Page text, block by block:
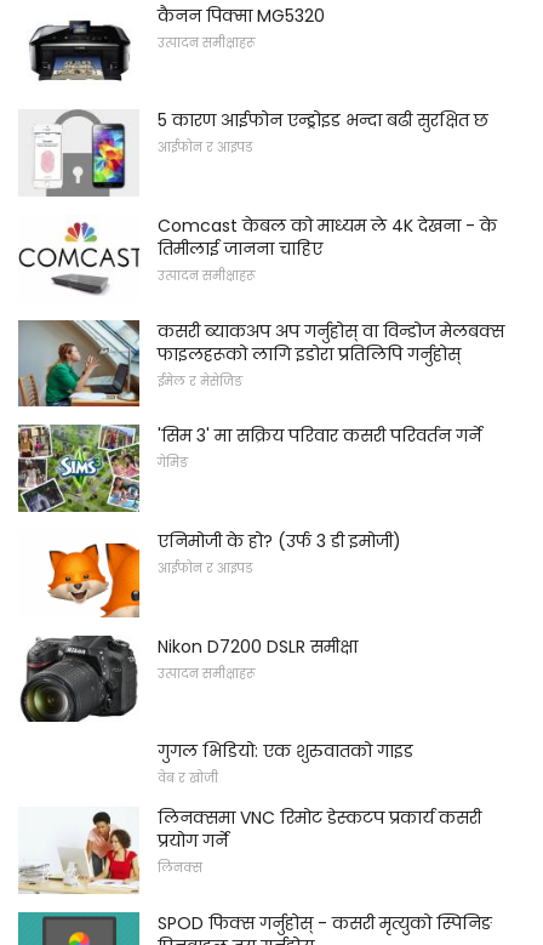
कैनन पिक्मा MG5320
उत्पादन समीक्षाहरू
5 कारण आईफोन एन्ड्रोइड भन्दा बढी सुरक्षित छ
आईफोन र आइपड
Comcast केबल को माध्यम ले 4K देखना - के
तिमीलाई जानना चाहिए
उत्पादन समीक्षाहरू
कसरी ब्याकअप अप गर्नुहोस् वा विन्डोज मेलबक्स
फाइलहरूको लागि इडोरा प्रतिलिपि गर्नुहोस्
ईमेल र मेसेजिङ
'सिम 3' मा सक्रिय परिवार कसरी परिवर्तन गर्ने
गेमिङ
एनिमोजी के हो? (उर्फ 3 डी इमोजी)
आईफोन र आइपड
Nikon D7200 DSLR समीक्षा
उत्पादन समीक्षाहरू
गुगल भिडियो: एक शुरुवातको गाइड
वेब र खोजी
लिनक्समा VNC रिमोट डेस्कटप प्रकार्य कसरी
प्रयोग गर्ने
लिनक्स
SPOD फिक्स गर्नुहोस् - कसरी मृत्युको स्पिनिङ